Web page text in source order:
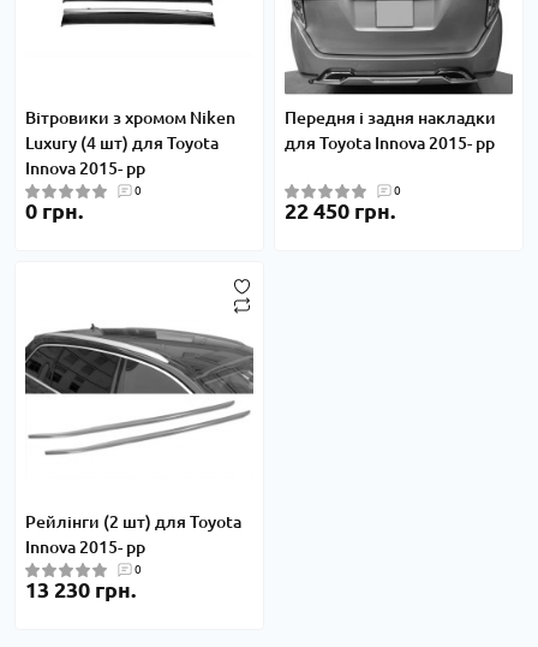
Вітровики з хромом Niken
Luxury (4 шт) для Toyota
Innova 2015- рр
0
0 грн.
Передня і задня накладки
для Toyota Innova 2015- рр
0
22 450 грн.
Рейлінги (2 шт) для Toyota
Innova 2015- рр
0
13 230 грн.